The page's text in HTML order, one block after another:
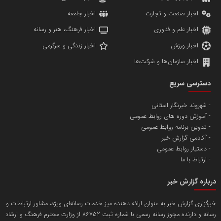
پایگاه اطلاع رسانی اعتلای نهادهای مردمی
تامین آهن اسفنجی تولیدکنندگان فولاد در کشور
مسعودصادقی
اخبار صنعت و تجارت
اخبار جامعه
اخبار علم و فناوری
اخبار فرهنگ، هنر و رسانه
اخبار ورزش
اخبار زندگی و سرگرمی
اخبار سازمان‌ها و شرکت‌ها
دسترسی سریع
شهروند خبرنگار استانی
آموزش دوره های روابط عمومی
تدوین برنامه روابط عمومی
آکادمی گزارش خبر
دستیار روابط عمومی
ارتباط با ما
درباره گزارش خبر
خبرگزاری گزارش خبر به عنوان ارائه دهنده میز خدمات رسانه‌ای ویژه، مشاور ارتباطات و
رسانه و دارنده مجوز رسانه رسمی با شماره ثبت 86752 از وزارت محترم فرهنگ و ارشاد